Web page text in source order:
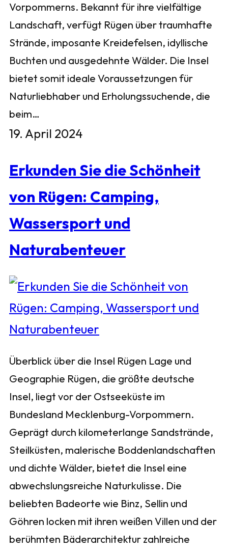
Vorpommerns. Bekannt für ihre vielfältige
Landschaft, verfügt Rügen über traumhafte
Strände, imposante Kreidefelsen, idyllische
Buchten und ausgedehnte Wälder. Die Insel
bietet somit ideale Voraussetzungen für
Naturliebhaber und Erholungssuchende, die
beim…
19. April 2024
Erkunden Sie die Schönheit
von Rügen: Camping,
Wassersport und
Naturabenteuer
Überblick über die Insel Rügen Lage und
Geographie Rügen, die größte deutsche
Insel, liegt vor der Ostseeküste im
Bundesland Mecklenburg-Vorpommern.
Geprägt durch kilometerlange Sandstrände,
Steilküsten, malerische Boddenlandschaften
und dichte Wälder, bietet die Insel eine
abwechslungsreiche Naturkulisse. Die
beliebten Badeorte wie Binz, Sellin und
Göhren locken mit ihren weißen Villen und der
berühmten Bäderarchitektur zahlreiche